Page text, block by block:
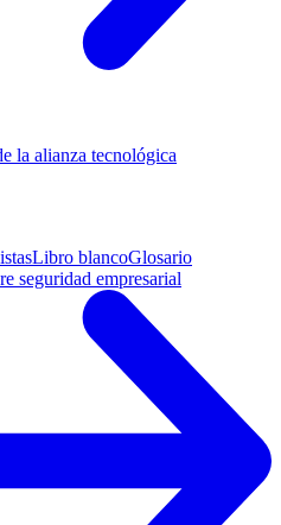
la alianza tecnológica
Libro blancoGlosario
seguridad empresarial